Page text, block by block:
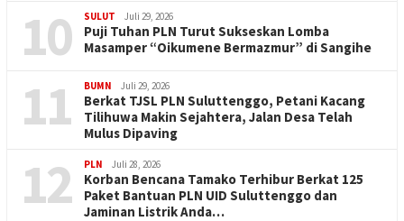
10 SULUT Juli 29, 2026
Puji Tuhan PLN Turut Sukseskan Lomba
Masamper “Oikumene Bermazmur” di Sangihe
11 BUMN Juli 29, 2026
Berkat TJSL PLN Suluttenggo, Petani Kacang
Tilihuwa Makin Sejahtera, Jalan Desa Telah
Mulus Dipaving
12 PLN Juli 28, 2026
Korban Bencana Tamako Terhibur Berkat 125
Paket Bantuan PLN UID Suluttenggo dan
Jaminan Listrik Anda…